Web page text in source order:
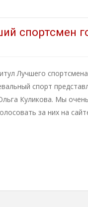
спортсмен
Лучшего
спорт
Куликова. Мы
за них на